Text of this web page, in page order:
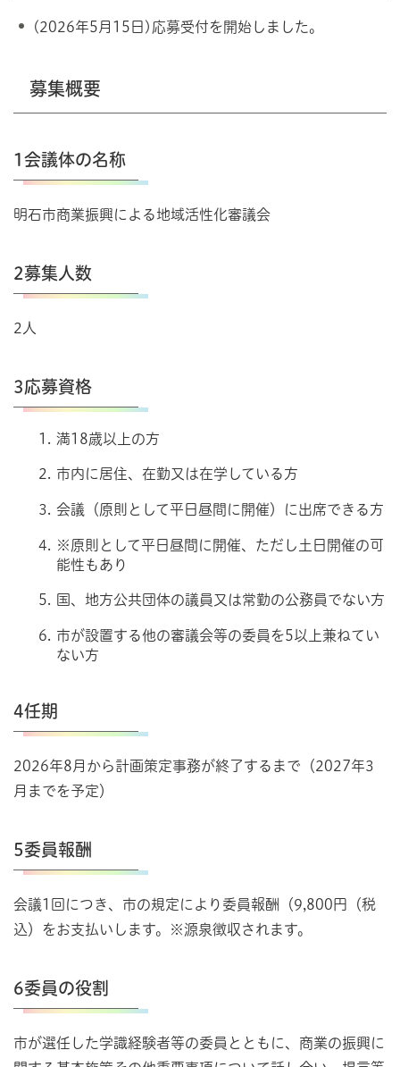
(2026年5月15日)応募受付を開始しました。
募集概要
1会議体の名称
明石市商業振興による地域活性化審議会
2募集人数
2人
3応募資格
満18歳以上の方
市内に居住、在勤又は在学している方
会議（原則として平日昼間に開催）に出席できる方
※原則として平日昼間に開催、ただし土日開催の可
能性もあり
国、地方公共団体の議員又は常勤の公務員でない方
市が設置する他の審議会等の委員を5以上兼ねてい
ない方
4任期
2026年8月から計画策定事務が終了するまで（2027年3
月までを予定）
5委員報酬
会議1回につき、市の規定により委員報酬（9,800円（税
込）をお支払いします。※源泉徴収されます。
6委員の役割
市が選任した学識経験者等の委員とともに、商業の振興に